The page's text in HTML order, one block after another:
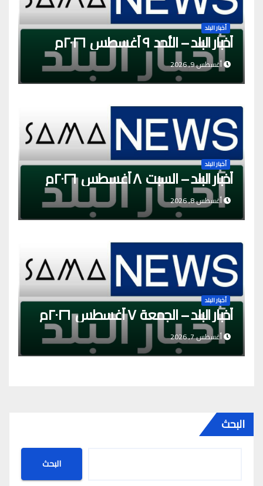
أخبار البلد
أخبار البلد – الأحد ٩ أغسطس ٢٠٢٦م
أغسطس 9, 2026
أخبار البلد
أخبار البلد – السبت ٨ أغسطس ٢٠٢٦م
أغسطس 8, 2026
أخبار البلد
أخبار البلد – الجمعة ٧ أغسطس ٢٠٢٦م
أغسطس 7, 2026
البحث
البحث